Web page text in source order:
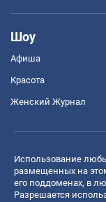
Шоу
Афиша
Красота
Женский Журнал
Использование
размещенных на
его поддоменах, в
Разрешается